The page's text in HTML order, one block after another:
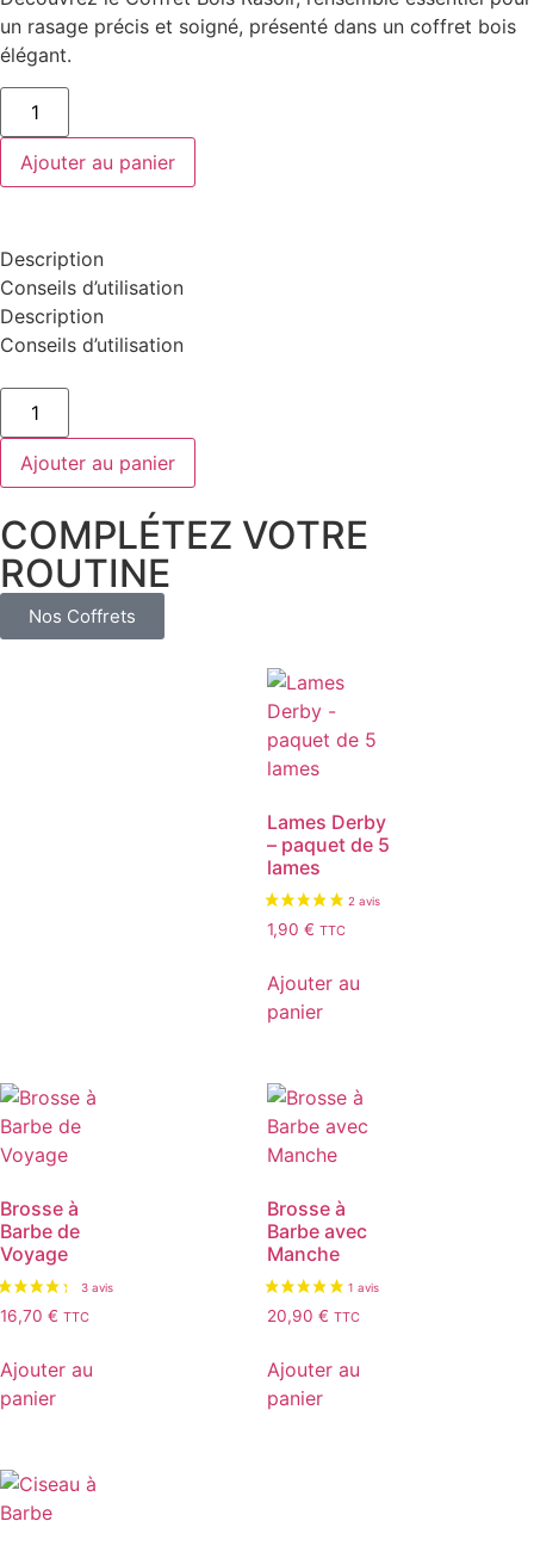
un rasage précis et soigné, présenté dans un coffret bois
élégant.
Ajouter au panier
Description
Conseils d’utilisation
Description
Conseils d’utilisation
Ajouter au panier
COMPLÉTEZ VOTRE
ROUTINE
Nos Coffrets
Lames Derby
– paquet de 5
lames
1,90 € TTC
Ajouter au
panier
Brosse à
Barbe de
Voyage
16,70 € TTC
Ajouter au
panier
Brosse à
Barbe avec
Manche
20,90 € TTC
Ajouter au
panier